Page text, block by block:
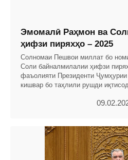
Эмомалӣ Раҳмон ва
ҳифзи пиряхҳо – 2025
Солномаи Пешвои миллат бо
Соли байналмилалии ҳифзи
фаъолияти Президенти Ҷумҳурии
кишвар бо таҳлили рушди